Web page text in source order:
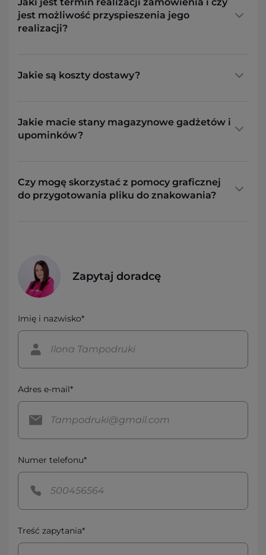
Jaki jest termin realizacji zamówienia i czy
jest możliwość przyspieszenia jego
realizacji?
Jakie są koszty dostawy?
Jakie macie stany magazynowe gadżetów i
upominków?
Czy mogę skorzystać z pomocy graficznej
do przygotowania pliku do znakowania?
Zapytaj doradcę
Imię i nazwisko*
Adres e-mail*
Numer telefonu*
Treść zapytania*